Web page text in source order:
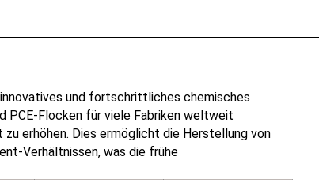
und fortschrittliches chemisches
PCE-Flocken für viele Fabriken weltweit
erhöhen. Dies ermöglicht die Herstellung von
Verhältnissen, was die frühe